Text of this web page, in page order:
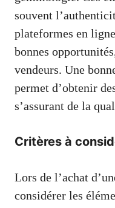
souvent
plateformes en
bonnes
vendeurs. Une
permet d’obtenir
s’assurant de la
Critères à
Lors de l’achat
considérer les